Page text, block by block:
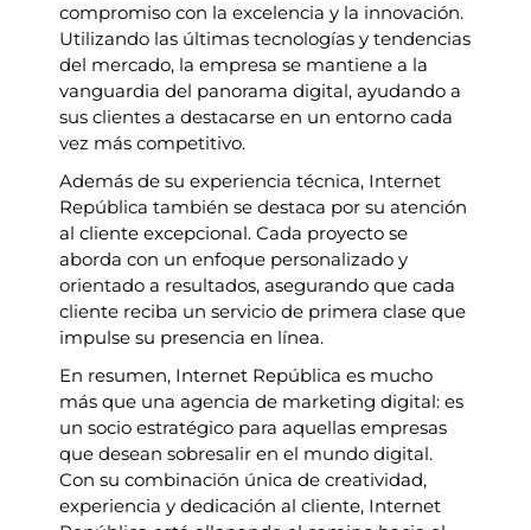
compromiso con la excelencia y la innovación.
Utilizando las últimas tecnologías y tendencias
del mercado, la empresa se mantiene a la
vanguardia del panorama digital, ayudando a
sus clientes a destacarse en un entorno cada
vez más competitivo.
Además de su experiencia técnica, Internet
República también se destaca por su atención
al cliente excepcional. Cada proyecto se
aborda con un enfoque personalizado y
orientado a resultados, asegurando que cada
cliente reciba un servicio de primera clase que
impulse su presencia en línea.
En resumen, Internet República es mucho
más que una agencia de marketing digital: es
un socio estratégico para aquellas empresas
que desean sobresalir en el mundo digital.
Con su combinación única de creatividad,
experiencia y dedicación al cliente, Internet